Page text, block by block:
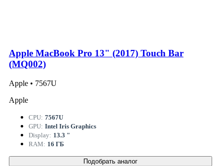
Apple MacBook Pro 13" (2017) Touch Bar
(MQ002)
Apple • 7567U
Apple
CPU: 7567U
GPU: Intel Iris Graphics
Display: 13.3 "
RAM: 16 ГБ
Подобрать аналог